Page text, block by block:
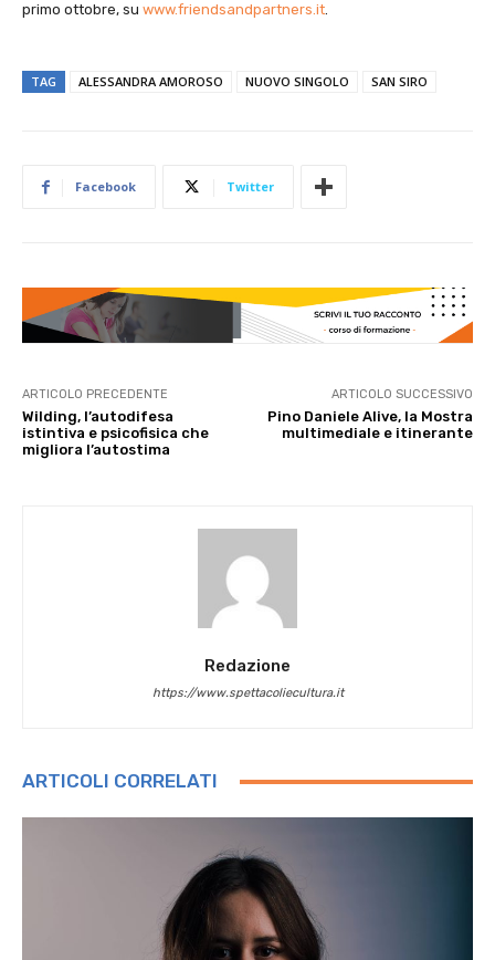
primo ottobre, su www.friendsandpartners.it.
TAG ALESSANDRA AMOROSO NUOVO SINGOLO SAN SIRO
Facebook Twitter
ARTICOLO PRECEDENTE
Wilding, l’autodifesa
istintiva e psicofisica che
migliora l’autostima
ARTICOLO SUCCESSIVO
Pino Daniele Alive, la Mostra
multimediale e itinerante
Redazione
https://www.spettacoliecultura.it
ARTICOLI CORRELATI